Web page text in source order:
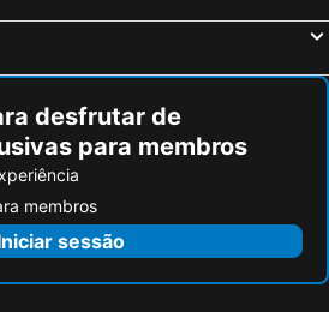
desfrutar de
para membros
membros
sessão